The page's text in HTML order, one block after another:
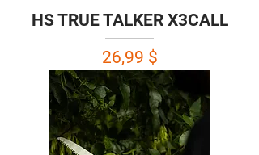
HS TRUE TALKER X3CALL
Prix
26,99 $